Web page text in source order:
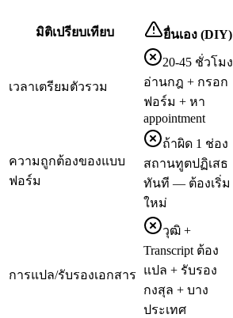
มิติเปรียบเทียบ ยื่นเอง (DIY)
เวลาเตรียมตัวรวม
20-45 ชั่วโมง
อ่านกฎ + กรอก
ฟอร์ม + หา
appointment
ความถูกต้องของแบบ
ฟอร์ม
ถ้าผิด 1 ช่อง
สถานทูตปฏิเสธ
ทันที — ต้องเริ่ม
ใหม่
การแปล/รับรองเอกสาร
วุฒิ +
Transcript ต้อง
แปล + รับรอง
กงสุล + บาง
ประเทศ